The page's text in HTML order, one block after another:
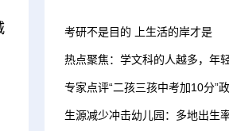
考研不是目的 上生活的岸才是